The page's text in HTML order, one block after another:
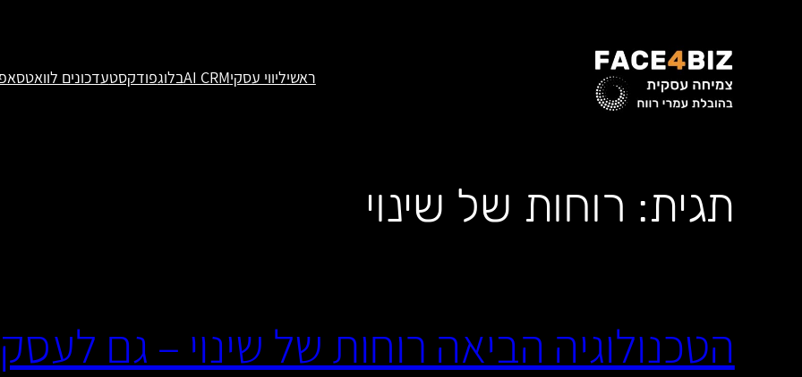
ראשיליווי עסקיAI CRMבלוגפודקסטעדכונים לוואטסאפ
תגית: רוחות של שינוי
הטכנולוגיה הביאה רוחות של שינוי – גם